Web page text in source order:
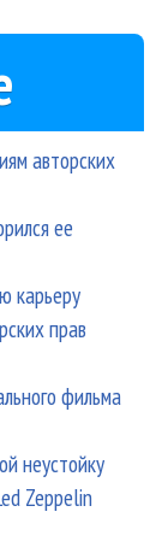
авторских
ее
карьеру
прав
фильма
неустойку
Zeppelin